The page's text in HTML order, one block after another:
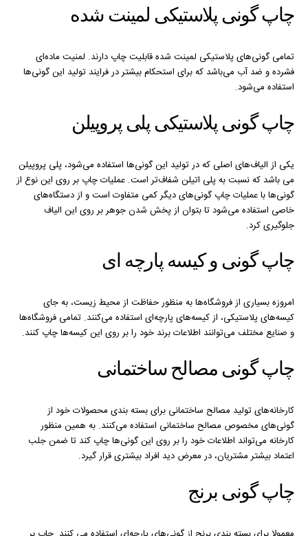
چاپ گونی پلاستیکی لمینت شده
تمامی گونی‌های پلاستیکی لمینت شده قابلیت چاپ دارند. لمنیت ماده‌ای
فشرده و ضد آب می‌باشد که برای استحکام بیشتر در فرایند تولید این گونی‌ها
استفاده می‌شود.
چاپ گونی پلاستیکی پلی پروپیلن
یکی از الیاف‌های اصلی که در تولید این گونی‌ها استفاده می‌شود، پلی پروپیلن
می باشد که نسبت به پلی اتیلن شفاف‌تر است. عملیات چاپ بر روی این نوع از
گونی‌ها با عملیات چاپ گونی‌های دیگر کمی متفاوت است و از دستگاه‌های
خاصی استفاده می‌شود تا بتوان از پخش شدن جوهر بر روی این الیاف
جلوگیری کرد.
چاپ گونی و کیسه پارچه ای
امروزه بسیاری از فروشگاه‌ها به منظور حفاظت از محیط زیست، به جای
کیسه‌های پلاستیکی، از کیسه‌‌های پارچه‌ای استفاده می‌کنند. تمامی فروشگاه‌ها
و صنایع مختلف می‌توانند اطلاعات برند خود را بر روی این کیسه‌ها چاپ کنند.
چاپ گونی مصالح ساختمانی
کارخانه‌های تولید مصالح ساختمانی برای بسته بندی محصولات خود از
گونی‌های مخصوص مصالح ساختمانی استفاده می‌کنند. به همین منظور
کارخانه می‌تواند اطلاعات خود را بر روی این گونی‌ها چاپ کند تا ضمن جلب
اعتماد بیشتر مشتریان، در معرض دید افراد بیشتری قرار گیرد.
چاپ گونی برنج